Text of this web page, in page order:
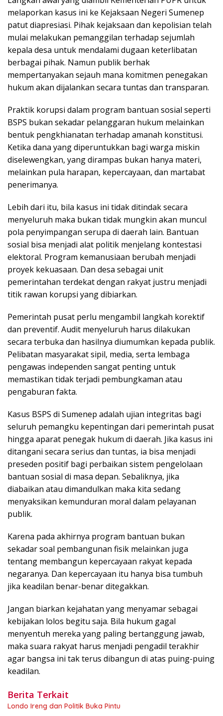
melaporkan kasus ini ke Kejaksaan Negeri Sumenep
patut diapresiasi. Pihak kejaksaan dan kepolisian telah
mulai melakukan pemanggilan terhadap sejumlah
kepala desa untuk mendalami dugaan keterlibatan
berbagai pihak. Namun publik berhak
mempertanyakan sejauh mana komitmen penegakan
hukum akan dijalankan secara tuntas dan transparan.
Praktik korupsi dalam program bantuan sosial seperti
BSPS bukan sekadar pelanggaran hukum melainkan
bentuk pengkhianatan terhadap amanah konstitusi.
Ketika dana yang diperuntukkan bagi warga miskin
diselewengkan, yang dirampas bukan hanya materi,
melainkan pula harapan, kepercayaan, dan martabat
penerimanya.
Lebih dari itu, bila kasus ini tidak ditindak secara
menyeluruh maka bukan tidak mungkin akan muncul
pola penyimpangan serupa di daerah lain. Bantuan
sosial bisa menjadi alat politik menjelang kontestasi
elektoral. Program kemanusiaan berubah menjadi
proyek kekuasaan. Dan desa sebagai unit
pemerintahan terdekat dengan rakyat justru menjadi
titik rawan korupsi yang dibiarkan.
Pemerintah pusat perlu mengambil langkah korektif
dan preventif. Audit menyeluruh harus dilakukan
secara terbuka dan hasilnya diumumkan kepada publik.
Pelibatan masyarakat sipil, media, serta lembaga
pengawas independen sangat penting untuk
memastikan tidak terjadi pembungkaman atau
pengaburan fakta.
Kasus BSPS di Sumenep adalah ujian integritas bagi
seluruh pemangku kepentingan dari pemerintah pusat
hingga aparat penegak hukum di daerah. Jika kasus ini
ditangani secara serius dan tuntas, ia bisa menjadi
preseden positif bagi perbaikan sistem pengelolaan
bantuan sosial di masa depan. Sebaliknya, jika
diabaikan atau dimandulkan maka kita sedang
menyaksikan kemunduran moral dalam pelayanan
publik.
Karena pada akhirnya program bantuan bukan
sekadar soal pembangunan fisik melainkan juga
tentang membangun kepercayaan rakyat kepada
negaranya. Dan kepercayaan itu hanya bisa tumbuh
jika keadilan benar-benar ditegakkan.
Jangan biarkan kejahatan yang menyamar sebagai
kebijakan lolos begitu saja. Bila hukum gagal
menyentuh mereka yang paling bertanggung jawab,
maka suara rakyat harus menjadi pengadil terakhir
agar bangsa ini tak terus dibangun di atas puing-puing
keadilan.
Berita Terkait
Londo Ireng dan Politik Buka Pintu